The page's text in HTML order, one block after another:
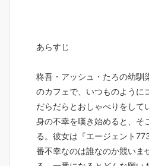
あらすじ
柊吾・アッシュ・たろの幼馴
のカフェで、いつものように
だらだらとおしゃべりをして
身の不幸を嘆き始めると、そ
る。彼女は『エージェント
番不幸なのは誰なのか競いま